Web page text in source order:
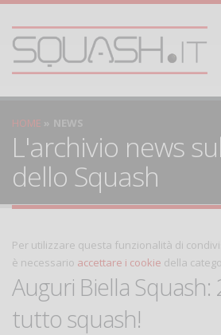
HOME NEWS
L'archivio news
dello Squash
Per utilizzare questa funzionalità di
è necessario accettare i cookie della
Auguri Biella Squash:
tutto squash!